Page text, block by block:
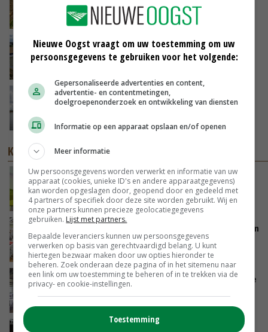
voor lege schappen
GISTEREN, 11:05
Droogte veroorzaakt steeds meer problemen:
‘Bassin afgelopen week al leeg’
Koeien van enige drijvende boerderij ter
wereld zijn te koop
KENNISPARTNERS
Totaal verschillende experimenteerlocaties
leren van elkaar via Nationaal Platform
NETWERK PLATTELAND
Hoe ze in Nieuw-Zeeland melkrobot en weiden
samenbrengen
LELY
Kick Start Brok; voor een snelle start en mooie
piek
Nieuwe Oogst vraagt om uw toestemming om uw
persoonsgegevens te gebruiken voor het volgende:
Gepersonaliseerde advertenties en content,
advertentie- en contentmetingen,
doelgroepenonderzoek en ontwikkeling van diensten
Informatie op een apparaat opslaan en/of openen
Meer informatie
Uw persoonsgegevens worden verwerkt en informatie van uw
apparaat (cookies, unieke ID's en andere apparaatgegevens)
kan worden opgeslagen door, geopend door en gedeeld met
4 partners of specifiek door deze site worden gebruikt. Wij en
onze partners kunnen precieze geolocatiegegevens
gebruiken. Lijst met partners.
Bepaalde leveranciers kunnen uw persoonsgegevens
verwerken op basis van gerechtvaardigd belang. U kunt
hiertegen bezwaar maken door uw opties hieronder te
beheren. Zoek onderaan deze pagina of in het sitemenu naar
een link om uw toestemming te beheren of in te trekken via de
privacy- en cookie-instellingen.
Toestemming